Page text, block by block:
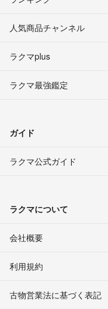
人気商品チャンネル
ラクマplus
ラクマ最強鑑定
ガイド
ラクマ公式ガイド
ラクマについて
会社概要
利用規約
古物営業法に基づく表記